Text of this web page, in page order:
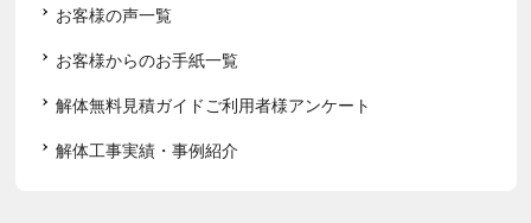
お客様の声一覧
お客様からのお手紙一覧
解体無料見積ガイドご利用者様アンケート
解体工事実績・事例紹介